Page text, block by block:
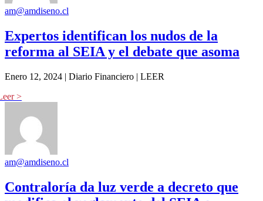
am@amdiseno.cl
Expertos identifican los nudos de la
reforma al SEIA y el debate que asoma
Enero 12, 2024 | Diario Financiero | LEER
am@amdiseno.cl
Contraloría da luz verde a decreto que